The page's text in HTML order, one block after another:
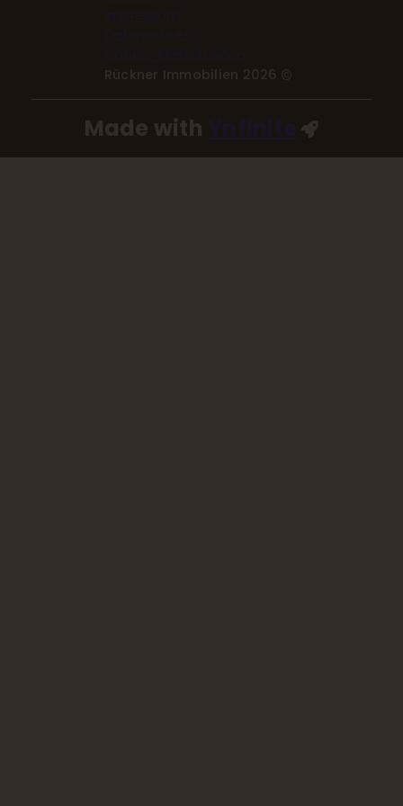
Impressum
Datenschutz
Cookie-Einstellungen
Rückner Immobilien 2026
Made with Ynfinite